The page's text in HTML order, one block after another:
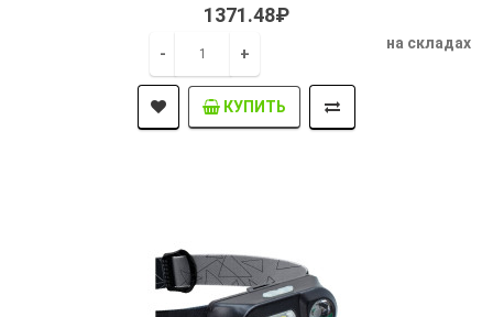
1371.48₽
- +
на складах
КУПИТЬ